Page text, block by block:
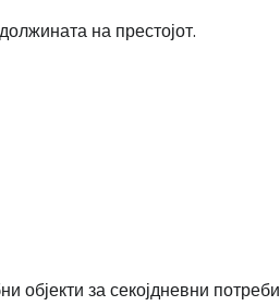
на престојот.
објекти за секојдневни потреби